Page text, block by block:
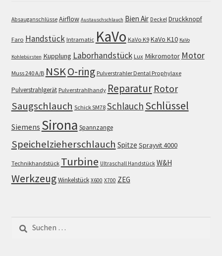
Absauganschlüsse Airflow Austauschschlauch Bien Air Deckel Druckknopf
Faro Handstück Intramatic KaVo KaVo K9 KaVo K10 KaVo
Kohlebürsten Kupplung Laborhandstück Lux Mikromotor Motor
Muss 240 A/B NSKO-ring Pulverstrahler Dental Prophylaxe
Pulverstrahlgerät Pulverstrahlhandy Reparatur Rotor
Saugschlauch Schick SM78 Schlauch Schlüssel
Siemens Sirona Spannzange
Speichelzieherschlauch Spitze Sprayvit 4000
Technikhandstück Turbine Ultraschall Handstück W&H
WerkzeugWinkelstück X600 X700 ZEG
nach: